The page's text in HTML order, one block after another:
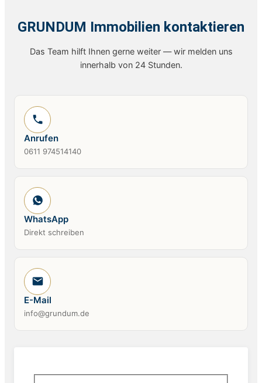
GRUNDUM Immobilien kontaktieren
Das Team hilft Ihnen gerne weiter — wir melden uns
innerhalb von 24 Stunden.
Anrufen
0611 974514140
WhatsApp
Direkt schreiben
E-Mail
info@grundum.de